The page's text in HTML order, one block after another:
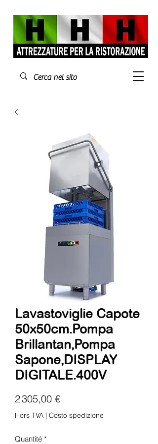
Lavastoviglie Capote
50x50cm.Pompa
Brillantan,Pompa
Sapone,DISPLAY
DIGITALE.400V
2 305,00 €Prix
Hors TVA | Costo spedizione
Quantité *